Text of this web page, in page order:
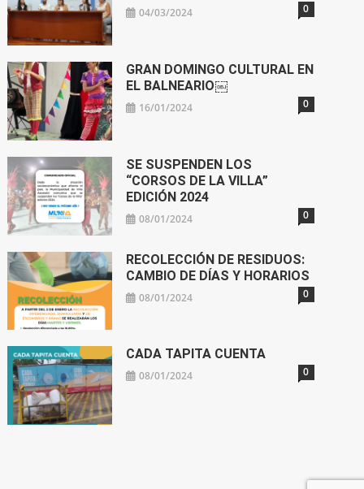
04/03/2024 0
GRAN DOMINGO CULTURAL EN
EL BALNEARIO￼
16/01/2024 0
SE SUSPENDEN LOS
“CORSOS DE LA VILLA”
EDICIÓN 2024
08/01/2024 0
RECOLECCIÓN DE RESIDUOS:
CAMBIO DE DÍAS Y HORARIOS
08/01/2024 0
CADA TAPITA CUENTA
08/01/2024 0